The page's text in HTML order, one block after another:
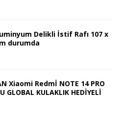
Delikli İstif Rafı 107 x
durumda
Xiaomi Redmİ NOTE 14 PRO
GLOBAL KULAKLIK HEDİYELİ